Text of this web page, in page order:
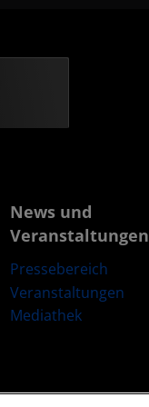
News und
Veranstaltungen
Pressebereich
Veranstaltungen
Mediathek